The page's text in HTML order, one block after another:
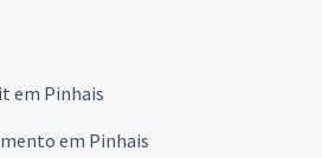
em Pinhais
em Pinhais